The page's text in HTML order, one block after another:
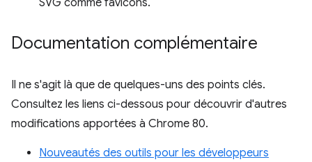
SVG comme favicons.
Documentation complémentaire
Il ne s'agit là que de quelques-uns des points clés.
Consultez les liens ci-dessous pour découvrir d'autres
modifications apportées à Chrome 80.
Nouveautés des outils pour les développeurs